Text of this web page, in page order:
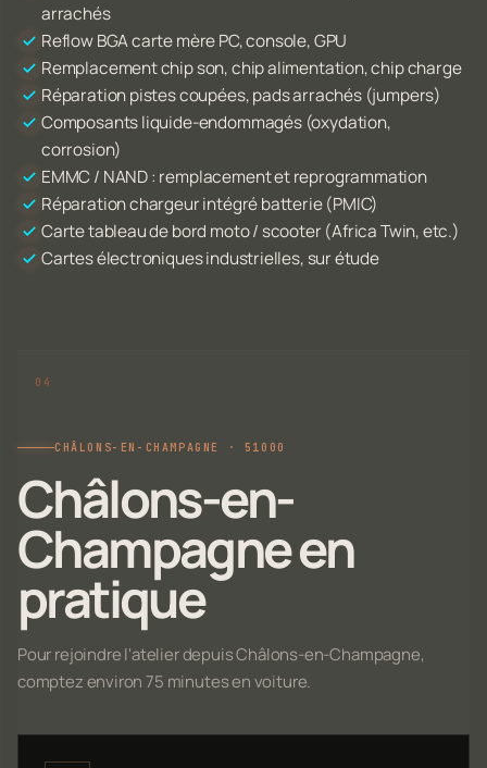
arrachés
Reflow BGA carte mère PC, console, GPU
Remplacement chip son, chip alimentation, chip charge
Réparation pistes coupées, pads arrachés (jumpers)
Composants liquide-endommagés (oxydation,
corrosion)
EMMC / NAND : remplacement et reprogrammation
Réparation chargeur intégré batterie (PMIC)
Carte tableau de bord moto / scooter (Africa Twin, etc.)
Cartes électroniques industrielles, sur étude
CHÂLONS-EN-CHAMPAGNE · 51000
Châlons-en-
Champagne en
pratique
Pour rejoindre l'atelier depuis Châlons-en-Champagne,
comptez environ 75 minutes en voiture.